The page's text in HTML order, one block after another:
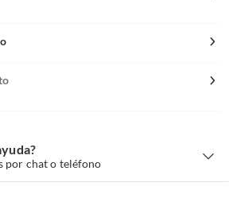
por chat o teléfono
N
e